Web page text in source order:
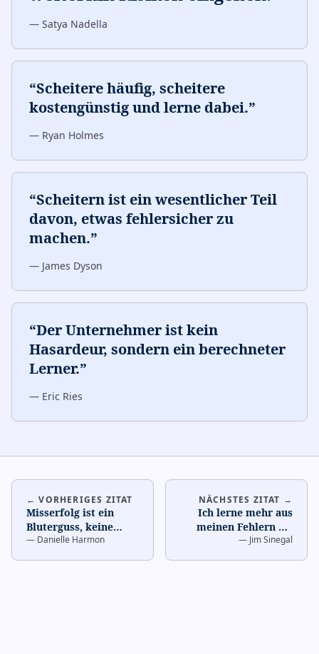
— Satya Nadella
“Scheitere häufig, scheitere
kostengünstig und lerne dabei.”
— Ryan Holmes
“Scheitern ist ein wesentlicher Teil
davon, etwas fehlersicher zu
machen.”
— James Dyson
“Der Unternehmer ist kein
Hasardeur, sondern ein berechneter
Lerner.”
— Eric Ries
← VORHERIGES ZITAT
Misserfolg ist ein
Bluterguss, keine
Tätowierung.…
— Danielle Harmon
NÄCHSTES ZITAT →
Ich lerne mehr aus
meinen Fehlern als
aus meinen Erfolgen.
— Jim Sinegal